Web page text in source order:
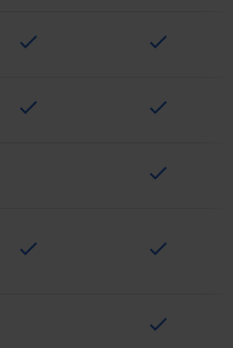
check check
check check
check
check check
check